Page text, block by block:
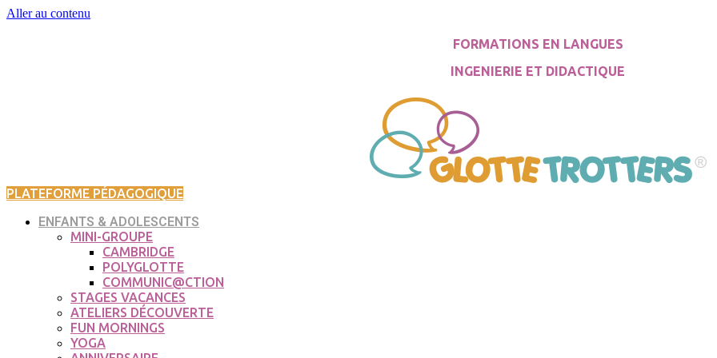
Aller au contenu
FORMATIONS EN LANGUES
INGENIERIE ET DIDACTIQUE
PLATEFORME PÉDAGOGIQUE
ENFANTS & ADOLESCENTS
MINI-GROUPE
CAMBRIDGE
POLYGLOTTE
COMMUNIC@CTION
STAGES VACANCES
ATELIERS DÉCOUVERTE
FUN MORNINGS
YOGA